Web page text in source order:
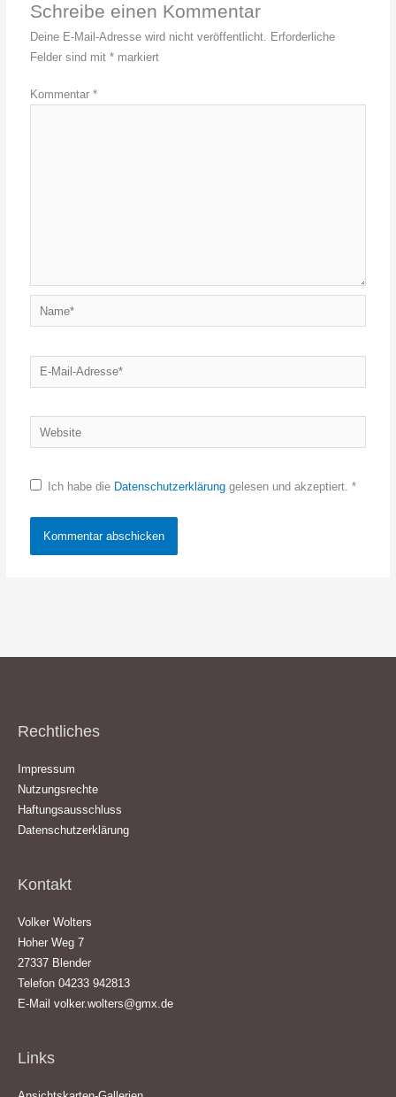
Schreibe einen Kommentar
Deine E-Mail-Adresse wird nicht veröffentlicht.
Erforderliche
Felder sind mit* markiert
Kommentar*
Name*
E-
Mail-
Website
Ich habe die Datenschutzerklärunggelesen und akzeptiert. *
Rechtliches
Impressum
Nutzungsrechte
Haftungsausschluss
Datenschutzerklärung
Kontakt
Volker Wolters
Hoher Weg 7
27337 Blender
Telefon 04233 942813
E-Mail volker.wolters@gmx.de
Links